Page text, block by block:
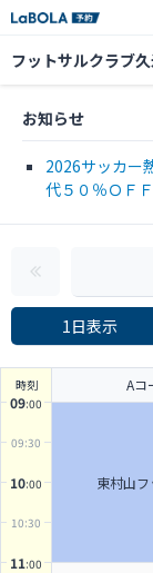
フットサルクラブ
お知らせ
2026サッカー
代５０％ＯＦ
1日表示
時刻
09:00
09:30
10:00
10:30
11:00
Aコ
東村山